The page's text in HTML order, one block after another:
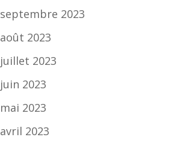
septembre 2023
août 2023
juillet 2023
juin 2023
mai 2023
avril 2023